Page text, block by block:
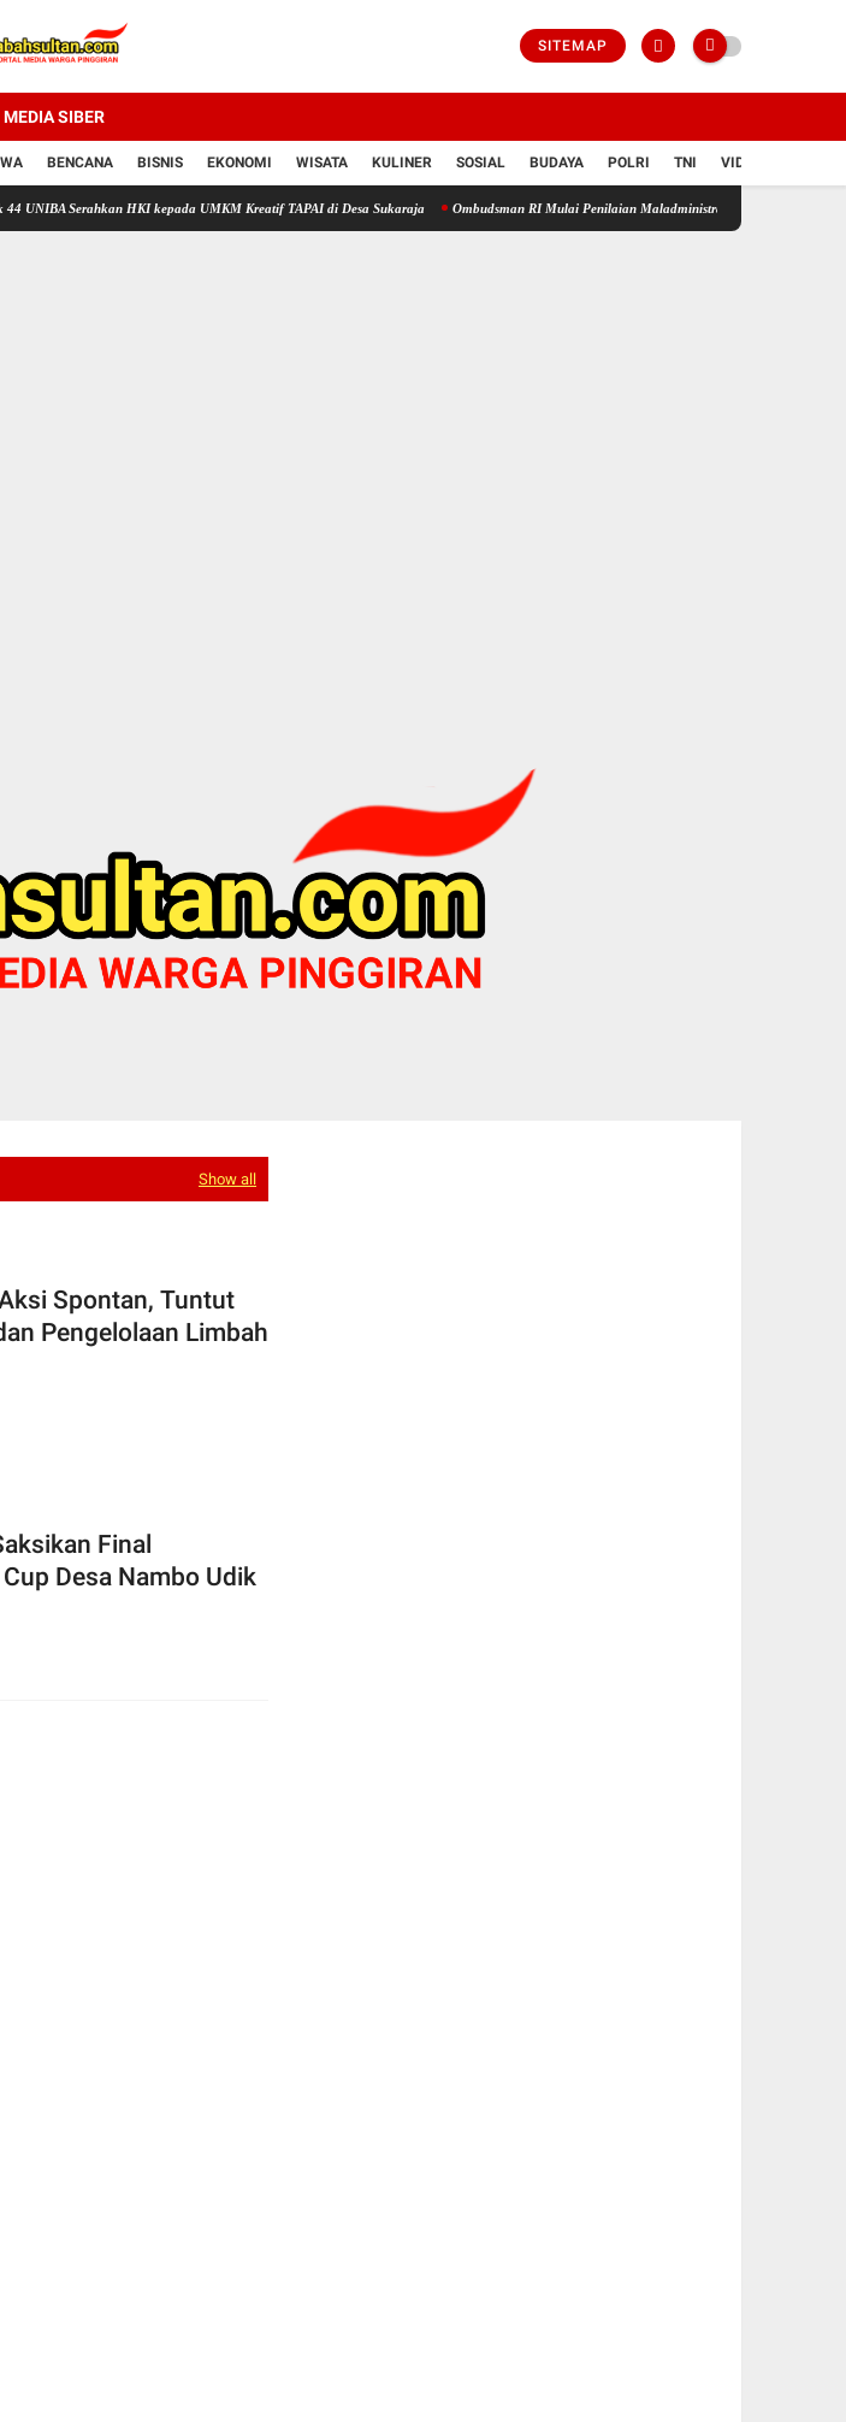
SITEMAP
SIBER
BENCANA BISNIS EKONOMI WISATA KULINER SOSIAL BUDAYA POLRI TNI VIDIO
HKI kepada UMKM Kreatif TAPAI di Desa Sukaraja Ombudsman RI Mulai Penilaian Maladministrasi 2026, Jadi Barometer
Show all
Spontan, Tuntut
Pengelolaan Limbah
Final
Desa Nambo Udik